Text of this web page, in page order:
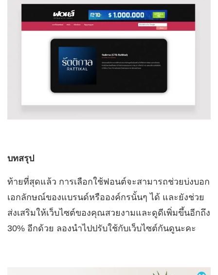
บทสรุป
ท้ายที่สุดแล้ว การเลือกใช้ฟอนต์จะสามารถช่วยบ่งบอก
เอกลักษณ์ของแบรนด์หรือองค์กรนั้นๆ ได้ และยังช่วย
ส่งเสริมให้เว็บไซต์ของคุณสวยงามและดูดีเพิ่มขึ้นอีกถึง
30% อีกด้วย ลองนำไปปรับใช้กับเว็บไซต์กันดูนะคะ